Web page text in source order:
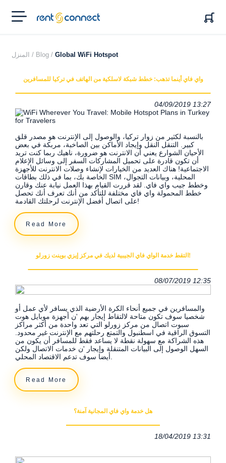
RENT'N
CONNECT
المنزل / Blog / Global WiFi Hotspot
واي فاي أينما تذهب: خطط شبكة لاسلكية من الهاتف في تركيا للمسافرين
04/09/2019 13:27
بالنسبة لكثير من زوار تركيا، والوصول إلى الإنترنت هو مصدر قلق
كبير. التنقل النقل وإيجاد الأماكن بين الصاخبة، مربكة في بعض
الأحيان الشوارع يعني أن الانترنت هو ضرورة، ناهيك ربما كنت تريد
أن تكون قادرة على تحميل المشاركات السفر إلى وسائل الإعلام
الاجتماعية! هناك العديد من الخيارات لإنشاء وصلات الانترنت للأجهزة
الخاصة بك، بما في ذلك بطاقات SIM المحلية، وبيانات التجوال،
وخطط جيب واي فاي. لقد قررت القيام بهذا العمل نيابة عنك وقارن
خطط المحمولة واي فاي مختلفة للتأكد من أنك تعرف أنك تحصل
على اتصال أفضل الإنترنت لرحلتك القادمة!
Read More
التقط خدمة الواي فاي الجيبية لديك في مركز إيزي بوينت زورلو!
08/07/2019 12:35
والمسافرين في جميع أنحاء الكرة الأرضية الذي يسافر لأي عمل أو
شخصيا سوف تكون متاحة لالتقاط إيجار بهم 'ن أجهزة موبايل هوت
سبوت اتصال من مركز زورلو التي تعد واحدة من أكثر مراكز
التسوق الراقية في اسطنبول والتمتع رحلتهم مع الإنترنت غير محدود.
هذه الشراكة مع سهولة نقطة لا يساعد فقط للمسافر أن يكون من
السهل الوصول إلى البيانات المتنقلة وإيجار 'ن خدمات الاتصال ولكن
Read More
هل خدمة واي فاي المجانية آمنة؟
18/04/2019 13:31